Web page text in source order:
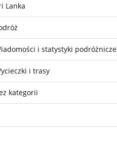
Lanka
i statystyki podróżnicze
i trasy
kategorii